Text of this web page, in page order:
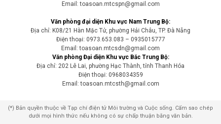
Email: toasoan.mtcspn@gmail.com
Văn phòng đại diện Khu vực Nam Trung Bộ:
Địa chỉ: K08/21 Hàn Mặc Tử, phường Hải Châu, TP. Đà Nẵng
Điện thoại: 0973.653.083 – 0935015777
Email: toasoan.mtcsdn@gmail.com
Văn phòng Đại diện Khu vực Bắc Trung Bộ:
Địa chỉ: 202 Lê Lai, phường Hạc Thành, tỉnh Thanh Hóa
Điện thoại: 0968034359
Email: toasoan.mtcsth@gmail.com
(*) Bản quyền thuộc về Tạp chí điện tử Môi trường và Cuộc sống. Cấm sao chép
dưới mọi hình thức nếu không có sự chấp thuận bằng văn bản.